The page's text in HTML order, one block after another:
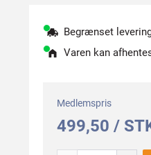
Begrænset
Varen kan
Medlemspris
499,50 /